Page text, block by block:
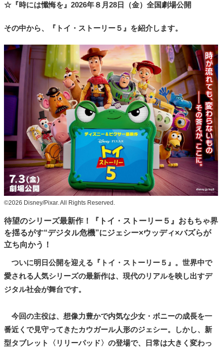
☆『時には懺悔を』2026年８月28日（金）全国劇場公開
その中から、 『トイ・ストーリー５』 を紹介します。
©2026 Disney/Pixar. All Rights Reserved.
待望のシリーズ最新作！『トイ・ストーリー５』おもちゃ界
を揺るがす“デジタル危機”にジェシー×ウッディ×バズらが
立ち向かう！
ついに明日公開を迎える『トイ・ストーリー５』。世界中で
愛される人気シリーズの最新作は、現代のリアルを映し出すデ
ジタル社会が舞台です。
今回の主役は、想像力豊かで内気な少女・ボニーの成長を一
番近くで見守ってきたカウガール人形のジェシー。しかし、新
型タブレット〈リリーパッド〉の登場で、日常は大きく変わっ